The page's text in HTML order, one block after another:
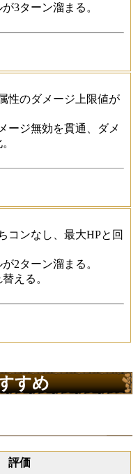
3ターン溜まる。
性のダメージ上限値が
ージ無効を貫通、ダメ
コンなし、最大HPと回
2ターン溜まる。
える。
すめ
評価